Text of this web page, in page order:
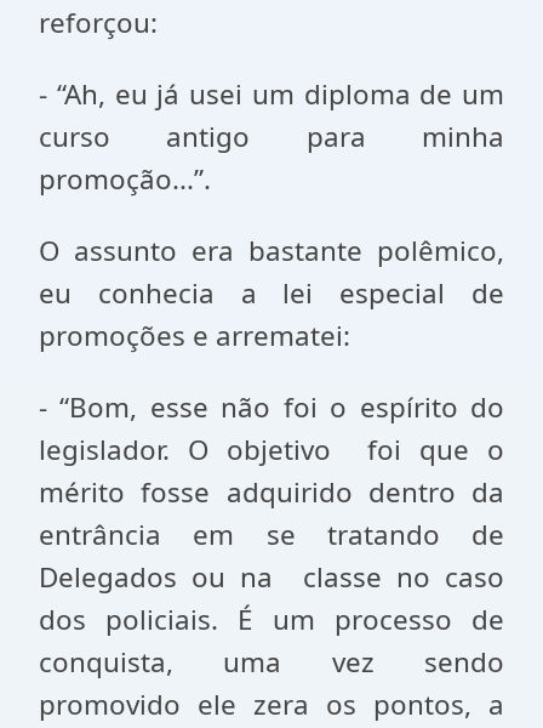
reforçou:
- “Ah, eu já usei um diploma de um
curso antigo para minha
promoção...”.
O assunto era bastante polêmico,
eu conhecia a lei especial de
promoções e arrematei:
- “Bom, esse não foi o espírito do
legislador. O objetivo foi que o
mérito fosse adquirido dentro da
entrância em se tratando de
Delegados ou na classe no caso
dos policiais. É um processo de
conquista, uma vez sendo
promovido ele zera os pontos, a